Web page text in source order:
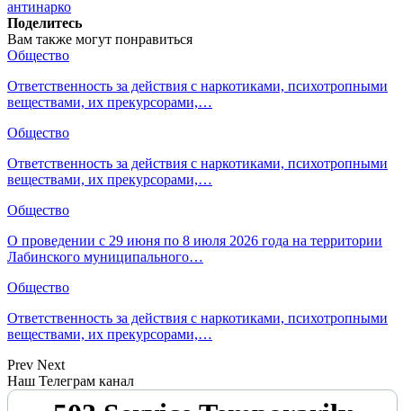
антинарко
Поделитесь
Вам также могут понравиться
Общество
Ответственность за действия с наркотиками, психотропными
веществами, их прекурсорами,…
Общество
Ответственность за действия с наркотиками, психотропными
веществами, их прекурсорами,…
Общество
О проведении с 29 июня по 8 июля 2026 года на территории
Лабинского муниципального…
Общество
Ответственность за действия с наркотиками, психотропными
веществами, их прекурсорами,…
Prev Next
Наш Телеграм канал